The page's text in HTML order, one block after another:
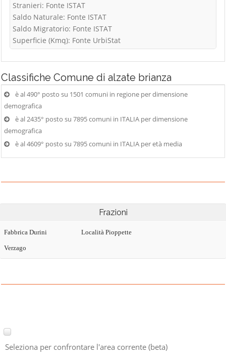
Stranieri: Fonte ISTAT
Saldo Naturale: Fonte ISTAT
Saldo Migratorio: Fonte ISTAT
Superficie (Kmq): Fonte UrbiStat
Classifiche Comune di alzate brianza
è al 490° posto su 1501 comuni in regione per dimensione
demografica
è al 2435° posto su 7895 comuni in ITALIA per dimensione
demografica
è al 4609° posto su 7895 comuni in ITALIA per età media
Frazioni
Fabbrica Durini Località Pioppette
Verzago
Seleziona per confrontare l'area corrente (beta)